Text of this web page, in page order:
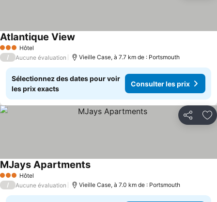
3 ÉtoilesHôtel
Atlantique View
/ Aucune évaluation Vieille Case, à 7.7 km de : Portsmouth
Sélectionnez des dates pour voir
les prix exacts
Consulter les prix
Partager
3 ÉtoilesHôtel
MJays Apartments
/ Aucune évaluation Vieille Case, à 7.0 km de : Portsmouth